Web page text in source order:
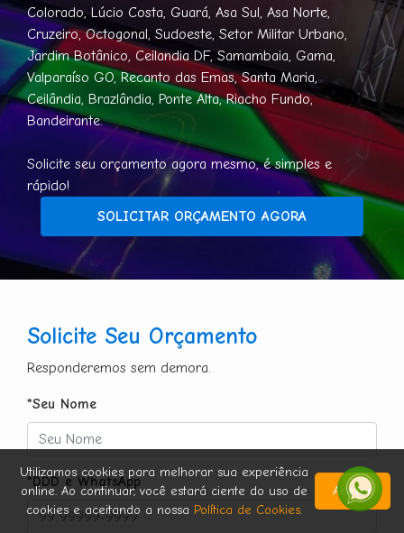
Colorado, Lúcio Costa, Guará, Asa Sul, Asa Norte,
Cruzeiro, Octogonal, Sudoeste, Setor Militar Urbano,
Jardim Botânico, Ceilandia DF, Samambaia, Gama,
Valparaíso GO, Recanto das Emas, Santa Maria,
Ceilândia, Brazlândia, Ponte Alta, Riacho Fundo,
Bandeirante.
Solicite seu orçamento agora mesmo, é simples e
rápido!
SOLICITAR ORÇAMENTO AGORA
Solicite Seu Orçamento
Responderemos sem demora.
*Seu Nome
*DDD e WhatsApp
Utilizamos cookies para melhorar sua experiência
online. Ao continuar, você estará ciente do uso de
cookies e aceitando a nossa Política de Cookies.
Aceitar